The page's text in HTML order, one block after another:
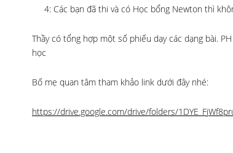
4: Các bạn đã thi và có Học bổng Newton thì
Thầy có tổng hợp một số phiếu dạy các dạng bài.
học
Bố mẹ quan tâm tham khảo link dưới đây nhé:
https://drive.google.com/drive/folders/